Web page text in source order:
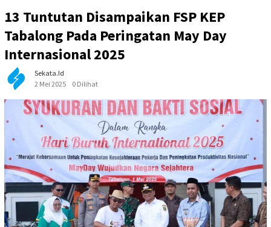
13 Tuntutan Disampaikan FSP KEP
Tabalong Pada Peringatan May Day
Internasional 2025
Sekata.id
2 Mei 2025
0 Dilihat